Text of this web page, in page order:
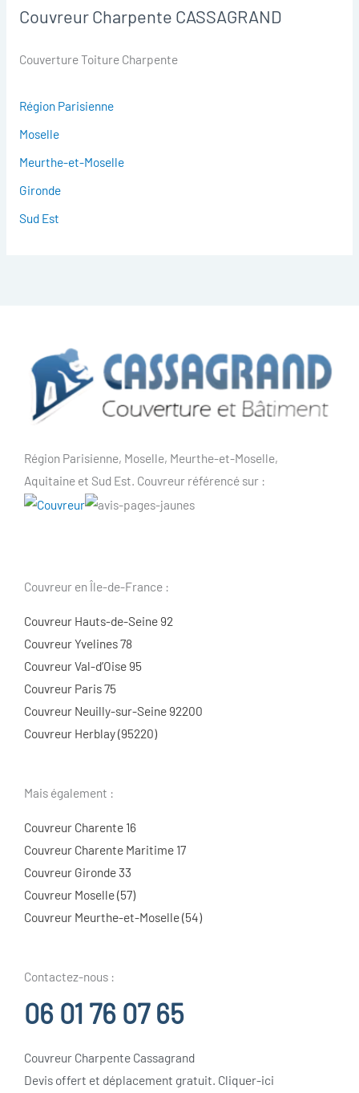
Couvreur Charpente CASSAGRAND
Couverture Toiture Charpente
Région Parisienne
Moselle
Meurthe-et-Moselle
Gironde
Sud Est
Région Parisienne, Moselle, Meurthe-et-Moselle,
Aquitaine et Sud Est. Couvreur référencé sur :
Couvreur en Île-de-France :
Couvreur Hauts-de-Seine 92
Couvreur Yvelines 78
Couvreur Val-d’Oise 95
Couvreur Paris 75
Couvreur Neuilly-sur-Seine 92200
Couvreur Herblay (95220)
Mais également :
Couvreur Charente 16
Couvreur Charente Maritime 17
Couvreur Gironde 33
Couvreur Moselle (57)
Couvreur Meurthe-et-Moselle (54)
Contactez-nous :
06 01 76 07 65
Couvreur Charpente Cassagrand
Devis offert et déplacement gratuit. Cliquer-ici